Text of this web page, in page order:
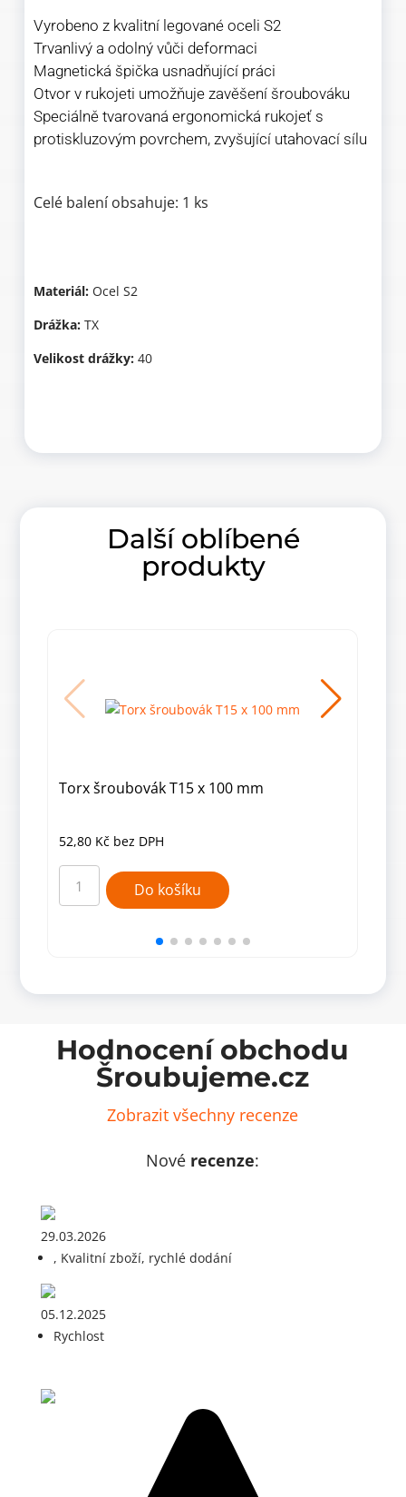
Vyrobeno z kvalitní legované oceli S2
Trvanlivý a odolný vůči deformaci
Magnetická špička usnadňující práci
Otvor v rukojeti umožňuje zavěšení šroubováku
Speciálně tvarovaná ergonomická rukojeť s
protiskluzovým povrchem, zvyšující utahovací sílu
Celé balení obsahuje: 1 ks
Materiál: Ocel S2
Drážka: TX
Velikost drážky: 40
Další oblíbené
produkty
Torx šroubovák T15 x 100 mm
52,80 Kč bez DPH
Torx
šroubovák
T15
x
Do košíku
Hodnocení obchodu
Šroubujeme.cz
Zobrazit všechny recenze
Nové recenze:
29.03.2026
, Kvalitní zboží, rychlé dodání
05.12.2025
Rychlost